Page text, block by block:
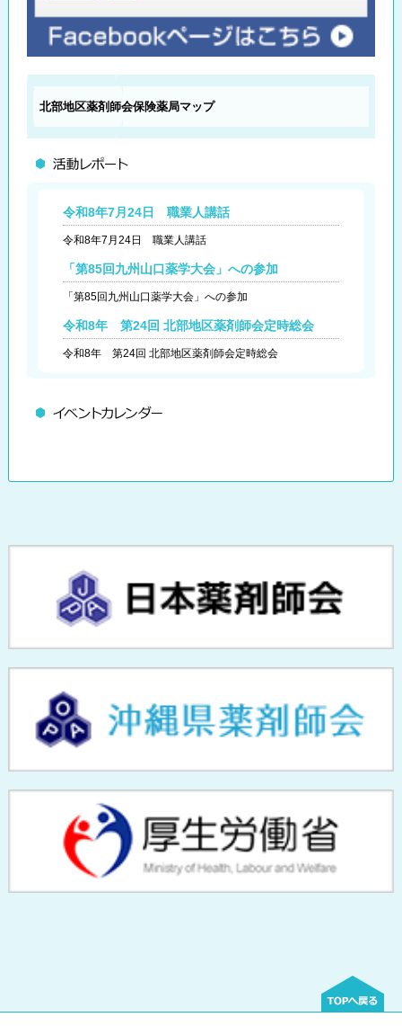
北部地区薬剤師会保険薬局マップ
令和8年7月24日 職業人講話
令和8年7月24日 職業人講話
「第85回九州山口薬学大会」への参加
「第85回九州山口薬学大会」への参加
令和8年 第24回 北部地区薬剤師会定時総会
令和8年 第24回 北部地区薬剤師会定時総会